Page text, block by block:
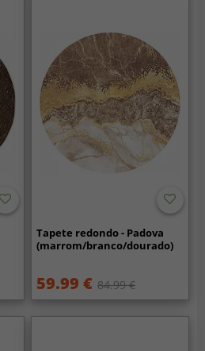
Tapete redondo - Padova
(marrom/branco/dourado)
59.99 € 84.99 €